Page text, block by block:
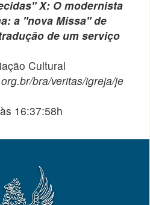
X: O modernista
a "nova Missa" de
de um serviço
Cultural
bra/veritas/igreja/je
16:37:58h